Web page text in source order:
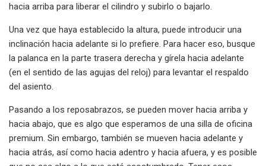
hacia arriba para liberar el cilindro y subirlo o bajarlo.
Una vez que haya establecido la altura, puede introducir una
inclinación hacia adelante si lo prefiere. Para hacer eso, busque
la palanca en la parte trasera derecha y gírela hacia adelante
(en el sentido de las agujas del reloj) para levantar el respaldo
del asiento.
Pasando a los reposabrazos, se pueden mover hacia arriba y
hacia abajo, que es algo que esperamos de una silla de oficina
premium. Sin embargo, también se mueven hacia adelante y
hacia atrás, así como hacia adentro y hacia afuera, y es posible